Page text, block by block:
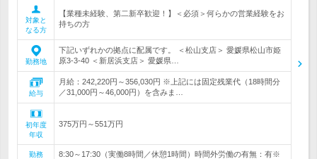
対象と
なる方
【業種未経験、第二新卒歓迎！】＜必須＞何らかの営業経験をお
持ちの方
勤務地
下記いずれかの拠点に配属です。 ＜松山支店＞ 愛媛県松山市姫
原3-3-40 ＜新居浜支店＞ 愛媛県…
給与
月給：242,220円～356,030円 ※上記には固定残業代（18時間分
／31,000円～46,000円）を含みま…
初年度
年収
375万円～551万円
勤務
8:30～17:30（実働8時間／休憩1時間）時間外労働の有無：有※